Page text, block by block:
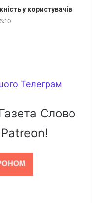
у користувачів
Телеграм
Слово